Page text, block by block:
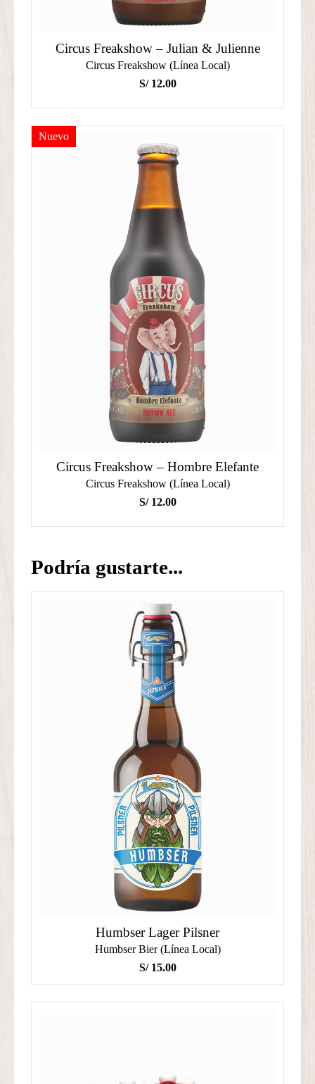
Circus Freakshow – Julian & Julienne
Circus Freakshow (Línea Local)
S/12.00
Circus Freakshow – Hombre Elefante
Circus Freakshow (Línea Local)
S/12.00
Nuevo
Podría gustarte...
Humbser Lager Pilsner
Humbser Bier (Línea Local)
S/15.00